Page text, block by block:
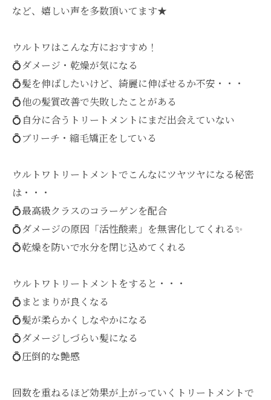
など、嬉しい声を多数頂いてます★
ウルトワはこんな方におすすめ！
💍ダメージ・乾燥が気になる
💍髪を伸ばしたいけど、綺麗に伸ばせるか不安・・・
💍他の髪質改善で失敗したことがある
💍自分に合うトリートメントにまだ出会えていない
💍ブリーチ・縮毛矯正をしている
ウルトワトリートメントでこんなにツヤツヤになる秘密
は・・・
💍最高級クラスのコラーゲンを配合
💍ダメージの原因「活性酸素」を無害化してくれる✨
💍乾燥を防いで水分を閉じ込めてくれる
ウルトワトリートメントをすると・・・
💍まとまりが良くなる
💍髪が柔らかくしなやかになる
💍ダメージしづらい髪になる
💍圧倒的な艶感
回数を重ねるほど効果が上がっていくトリートメントで